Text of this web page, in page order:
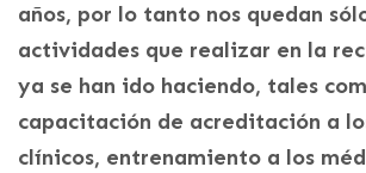
años, por lo tanto nos quedan
actividades que realizar en la
ya se han ido haciendo, tales
capacitación de acreditación a
clínicos, entrenamiento a los